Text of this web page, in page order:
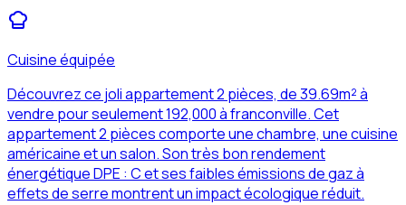
Cuisine équipée
Découvrez ce joli appartement 2 pièces, de 39.69m² à
vendre pour seulement 192,000 à franconville. Cet
appartement 2 pièces comporte une chambre, une cuisine
américaine et un salon. Son très bon rendement
énergétique DPE : C et ses faibles émissions de gaz à
effets de serre montrent un impact écologique réduit.